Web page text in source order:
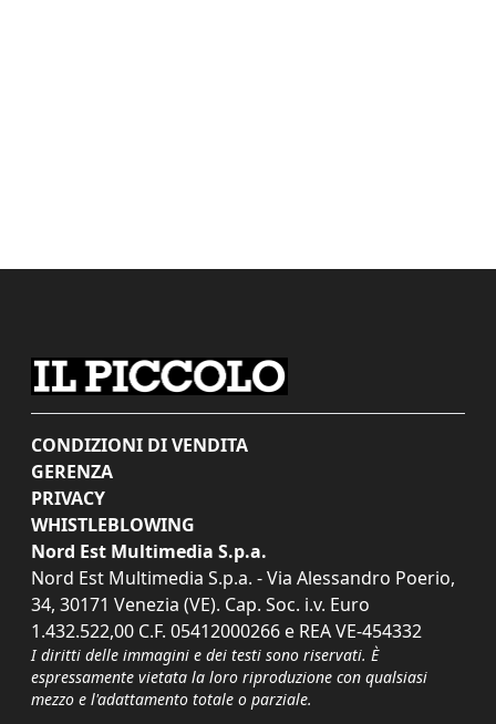
CONDIZIONI DI VENDITA
GERENZA
PRIVACY
WHISTLEBLOWING
Nord Est Multimedia S.p.a.
Nord Est Multimedia S.p.a. - Via Alessandro Poerio,
34, 30171 Venezia (VE). Cap. Soc. i.v. Euro
1.432.522,00 C.F. 05412000266 e REA VE-454332
I diritti delle immagini e dei testi sono riservati. È
espressamente vietata la loro riproduzione con qualsiasi
mezzo e l'adattamento totale o parziale.